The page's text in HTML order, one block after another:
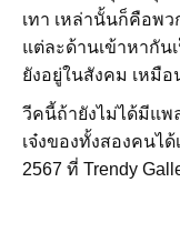
เทา เหล่านั้นก็คือพ
แต่ละด้านเข้าหากัน
ยังอยู่ในสังคม เหมือ
วีคนี้ถ้ายังไม่ได้มีแพ
เจ๋งของทั้งสองคนไ
2567 ที่ Trendy